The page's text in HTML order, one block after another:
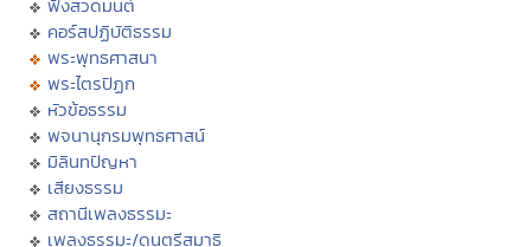
คอร์สปฏิบัติธรรม
พระพุทธศาสนา
พระไตรปิฏก
หัวข้อธรรม
พจนานุกรมพุทธศาสน์
มิลินทปัญหา
เสียงธรรม
สถานีเพลงธรรมะ
เพลงธรรมะ/ดนตรีสมาธิ